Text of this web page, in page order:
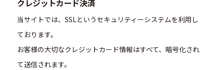
クレジットカード決済
当サイトでは、SSLというセキュリティーシステムを利用し
ております。
お客様の大切なクレジットカード情報はすべて、暗号化され
て送信されます。